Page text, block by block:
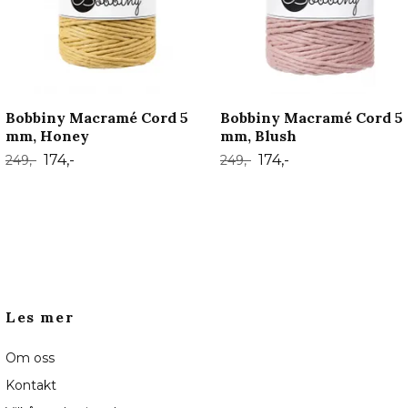
Bobbiny Macramé Cord 5
mm, Honey
249,- 174,-
Bobbiny Macramé Cord 5
mm, Blush
249,- 174,-
Les mer
Om oss
Kontakt